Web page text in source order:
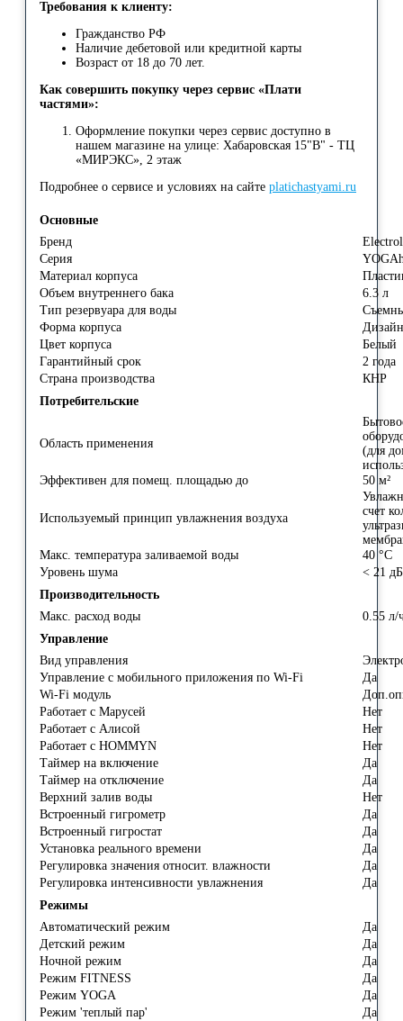
Требования к клиенту:
Гражданство РФ
Наличие дебетовой или кредитной карты
Возраст от 18 до 70 лет.
Как совершить покупку через сервис «Плати
частями»:
Оформление покупки через сервис доступно в
нашем магазине на улице: Хабаровская 15"В" - ТЦ
«МИРЭКС», 2 этаж
Подробнее о сервисе и условиях на сайте platichastyami.ru
Основные
Бренд
Серия
Материал корпуса
Объем внутреннего бака
6.3 л
Тип резервуара для воды
Форма корпуса
Цвет корпуса
Белый
Гарантийный срок
2 года
Страна производства
КНР
Потребительские
Область применения
(для
Эффективен для помещ. площадью до
50 м²
Используемый принцип увлажнения воздуха
счет
Макс. температура заливаемой воды
40 °С
Уровень шума
< 21 дБ
Производительность
Макс. расход воды
0.55 л/
Управление
Вид управления
Управление c мобильного приложения по Wi-Fi
Да
Wi-Fi модуль
Работает с Марусей
Нет
Работает с Алисой
Нет
Работает с HOMMYN
Нет
Таймер на включение
Да
Таймер на отключение
Да
Верхний залив воды
Нет
Встроенный гигрометр
Да
Встроенный гигростат
Да
Установка реального времени
Да
Регулировка значения относит. влажности
Да
Регулировка интенсивности увлажнения
Да
Режимы
Автоматический режим
Да
Детский режим
Да
Ночной режим
Да
Режим FITNESS
Да
Режим YOGA
Да
Режим 'теплый пар'
Да